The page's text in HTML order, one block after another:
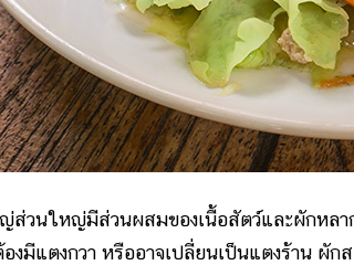
ส่วนใหญ่มีส่วนผสมของเนื้อสัตว์และผักหลา
งมีแตงกวา หรืออาจเปลี่ยนเป็นแตงร้าน